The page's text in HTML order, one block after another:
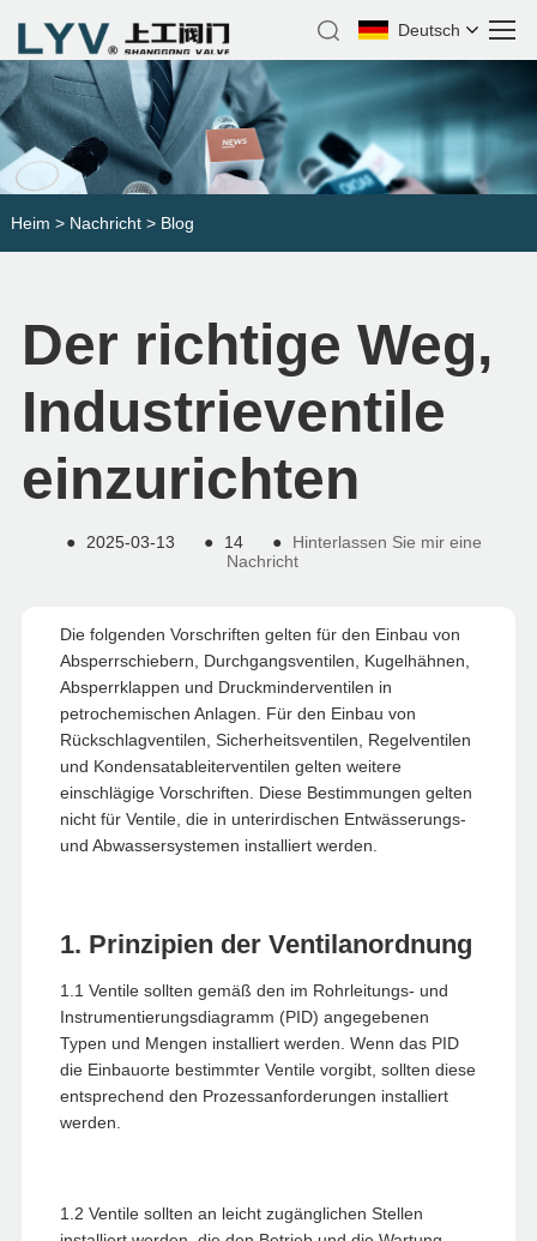
Deutsch
Heim > Nachricht> Blog
Der richtige Weg,
Industrieventile
einzurichten
● 2025-03-13 ● 14 ●
Hinterlassen Sie mir eine
Nachricht
Die folgenden Vorschriften gelten für den Einbau von
Absperrschiebern, Durchgangsventilen, Kugelhähnen,
Absperrklappen und Druckminderventilen in
petrochemischen Anlagen. Für den Einbau von
Rückschlagventilen, Sicherheitsventilen, Regelventilen
und Kondensatableiterventilen gelten weitere
einschlägige Vorschriften. Diese Bestimmungen gelten
nicht für Ventile, die in unterirdischen Entwässerungs-
und Abwassersystemen installiert werden.
1. Prinzipien der Ventilanordnung
1.1 Ventile sollten gemäß den im Rohrleitungs- und
Instrumentierungsdiagramm (PID) angegebenen
Typen und Mengen installiert werden. Wenn das PID
die Einbauorte bestimmter Ventile vorgibt, sollten diese
entsprechend den Prozessanforderungen installiert
werden.
1.2 Ventile sollten an leicht zugänglichen Stellen